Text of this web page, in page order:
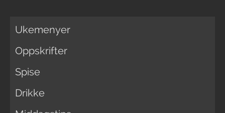
Ukemenyer
Oppskrifter
Spise
Drikke